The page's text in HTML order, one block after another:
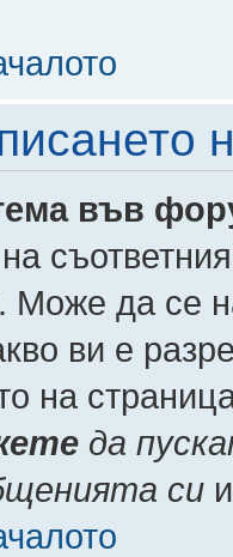
във
да се
ви е
на
да
си